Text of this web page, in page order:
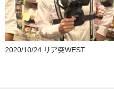
2020/10/24 リア突WEST